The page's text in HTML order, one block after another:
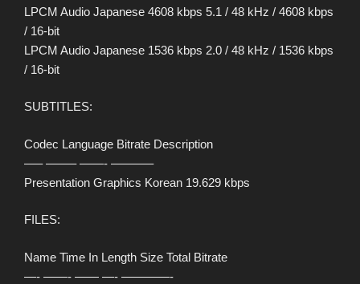
LPCM Audio Japanese 4608 kbps 5.1 / 48 kHz / 4608 kbps
/ 16-bit
LPCM Audio Japanese 1536 kbps 2.0 / 48 kHz / 1536 kbps
/ 16-bit
SUBTITLES:
Codec Language Bitrate Description
—– ——– ——- ———–
Presentation Graphics Korean 19.629 kbps
FILES:
Name Time In Length Size Total Bitrate
—- ——- —— —- ————-